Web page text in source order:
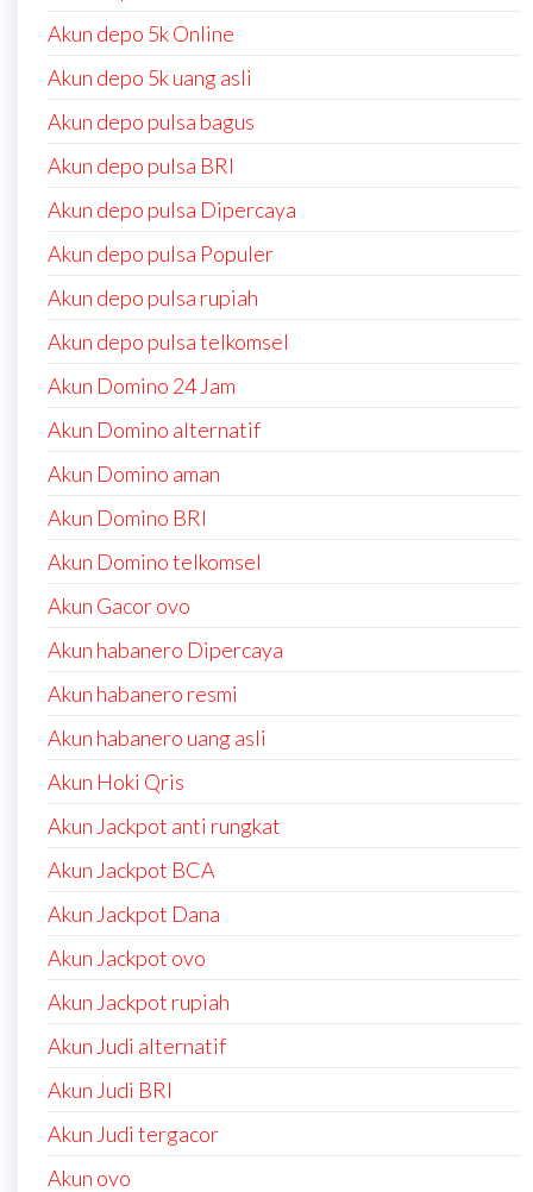
Akun depo 5k Online
Akun depo 5k uang asli
Akun depo pulsa bagus
Akun depo pulsa BRI
Akun depo pulsa Dipercaya
Akun depo pulsa Populer
Akun depo pulsa rupiah
Akun depo pulsa telkomsel
Akun Domino 24 Jam
Akun Domino alternatif
Akun Domino aman
Akun Domino BRI
Akun Domino telkomsel
Akun Gacor ovo
Akun habanero Dipercaya
Akun habanero resmi
Akun habanero uang asli
Akun Hoki Qris
Akun Jackpot anti rungkat
Akun Jackpot BCA
Akun Jackpot Dana
Akun Jackpot ovo
Akun Jackpot rupiah
Akun Judi alternatif
Akun Judi BRI
Akun Judi tergacor
Akun ovo